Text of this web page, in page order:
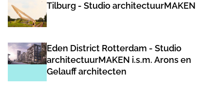
Tilburg - Studio architectuurMAKEN
Eden District Rotterdam - Studio
architectuurMAKEN i.s.m. Arons en
Gelauff architecten